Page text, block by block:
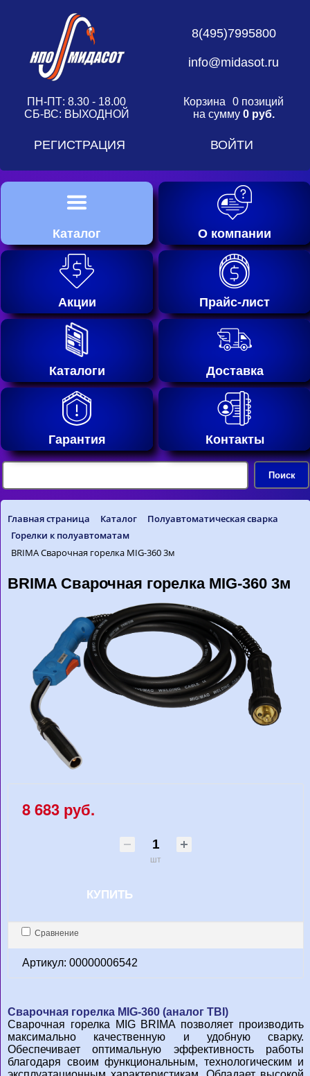
8(495)7995800
info@midasot.ru
ПН-ПТ: 8.30 - 18.00
СБ-ВС: ВЫХОДНОЙ
Корзина
0 позиций
на сумму 0 руб.
РЕГИСТРАЦИЯ ВОЙТИ
Каталог О компании
Акции Прайс-лист
Каталоги Доставка
Гарантия Контакты
Главная страница Каталог
Полуавтоматическая сварка
Горелки к полуавтоматам
BRIMA Сварочная горелка MIG-360 3м
BRIMA Сварочная горелка MIG-360 3м
8 683 руб.
шт
КУПИТЬ
Сравнение
Артикул: 00000006542
Сварочная горелка MIG-360 (аналог TBI)
Сварочная горелка MIG BRIMA позволяет производить
максимально качественную и удобную сварку.
Обеспечивает оптимальную эффективность работы
благодаря своим функциональным, технологическим и